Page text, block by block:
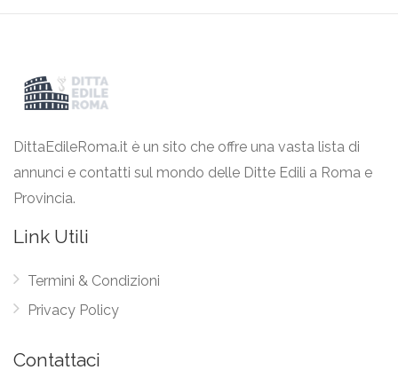
DittaEdileRoma.it è un sito che offre una vasta lista di
annunci e contatti sul mondo delle Ditte Edili a Roma e
Provincia.
Link Utili
Termini & Condizioni
Privacy Policy
Contattaci